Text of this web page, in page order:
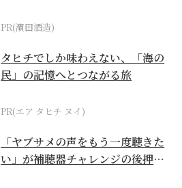
PR(濵田酒造)
タヒチでしか味わえない、「海の
民」の記憶へとつながる旅
PR(エア タヒチ ヌイ)
「ヤブサメの声をもう一度聴きた
い」が補聴器チャレンジの後押し